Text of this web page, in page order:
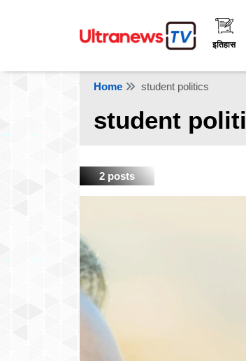
इतिहास
Home student politics
student
2 posts